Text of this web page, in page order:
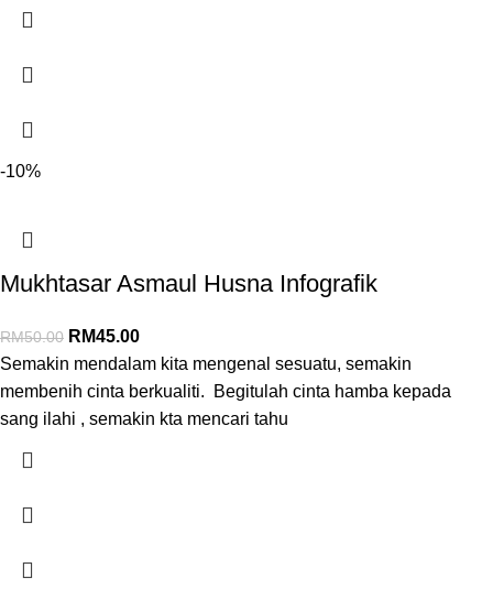
-10%
Mukhtasar Asmaul Husna Infografik
RM50.00 RM45.00
Semakin mendalam kita mengenal sesuatu, semakin
membenih cinta berkualiti. Begitulah cinta hamba kepada
sang ilahi , semakin kta mencari tahu